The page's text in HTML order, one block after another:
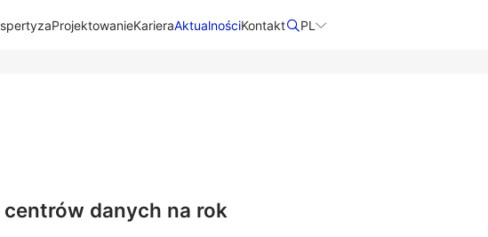
ProjektowanieKarieraAktualnościKontakt​ PL
danych na rok